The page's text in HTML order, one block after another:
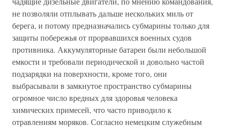
не позволяли отплывать дальше нескольких миль от
берега, и потому предназначались субмарины только для
защиты побережья от прорвавшихся военных судов
противника. Аккумуляторные батареи были небольшой
емкости и требовали периодической и довольно частой
подзарядки на поверхности, кроме того, они
выбрасывали в замкнутое пространство субмарины
огромное число вредных для здоровья человека
химических примесей, что часто приводило к
отравлениям моряков. Согласно немецким служебным